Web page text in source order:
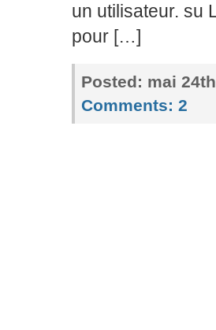
un utilisateur. su
pour […]
Posted: mai
Comments: 2